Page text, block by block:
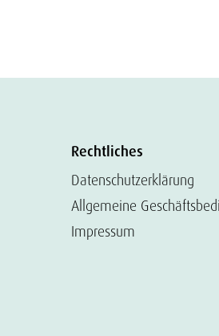
Rechtliches
Datenschutzerklärung
Allgemeine
Impressum